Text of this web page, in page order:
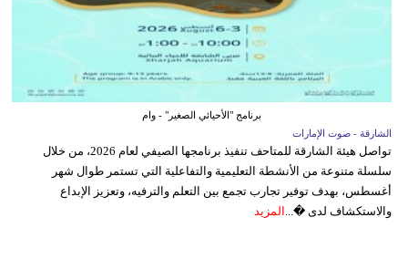
برنامج "الأحيائي الصغير" - وام
الشارقة - صوت الإمارات
تواصل هيئة الشارقة للمتاحف تنفيذ برنامجها الصيفي لعام 2026، من خلال
سلسلة متنوعة من الأنشطة التعليمية والتفاعلية التي تستمر طوال شهر
أغسطس، بهدف توفير تجارب تجمع بين التعلم والترفيه، وتعزيز الإبداع
والاستكشاف لدى �... المزيد